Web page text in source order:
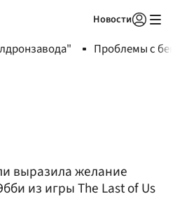
Новости
Проблемы с
выразила желание
из игры The Last of Us